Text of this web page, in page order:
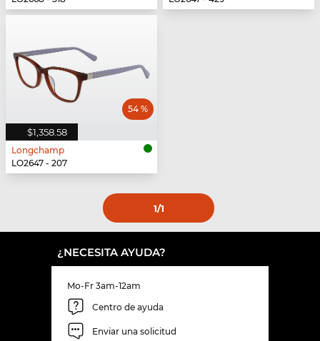
$1,358.58
54 %
Longchamp
LO2647 - 207
1/1
¿NECESITA AYUDA?
Mo-Fr 3am-12am
Centro de ayuda
Enviar una solicitud